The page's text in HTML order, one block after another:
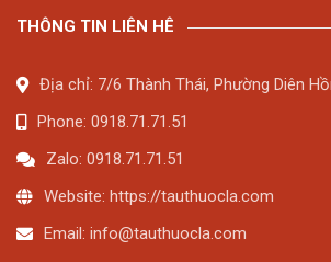
THÔNG TIN LIÊN HÊ
Địa chỉ: 7/6 Thành Thái, Phường Diên
Phone: 0918.71.71.51
Zalo: 0918.71.71.51
Website: https://tauthuocla.com
Email: info@tauthuocla.com